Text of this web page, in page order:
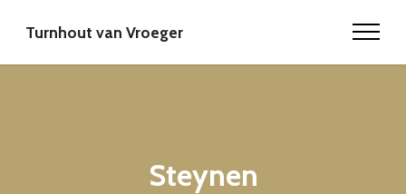
Turnhout van Vroeger
Steynen